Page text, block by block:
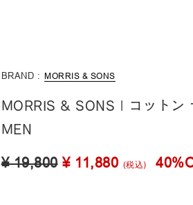
BRAND : MORRIS & SONS
MORRIS & SONS | コットン
MEN
¥ 19,800 ¥ 11,880 (税込)